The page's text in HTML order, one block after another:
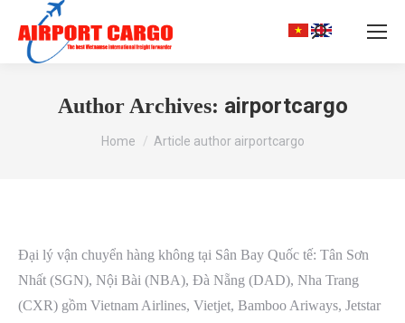
Search:
Author Archives: airportcargo
You are here:
Home Article author airportcargo
Đại lý vận chuyển hàng không tại Sân Bay Quốc tế: Tân Sơn
Nhất (SGN), Nội Bài (NBA), Đà Nẵng (DAD), Nha Trang
(CXR) gồm Vietnam Airlines, Vietjet, Bamboo Ariways, Jetstar